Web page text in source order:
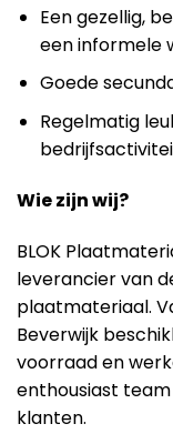
Een gezellig,
een informele
Goede
Regelmatig
Wie zijn wij?
BLOK
leverancier van
plaatmateriaal.
Beverwijk
voorraad en
enthousiast
klanten.